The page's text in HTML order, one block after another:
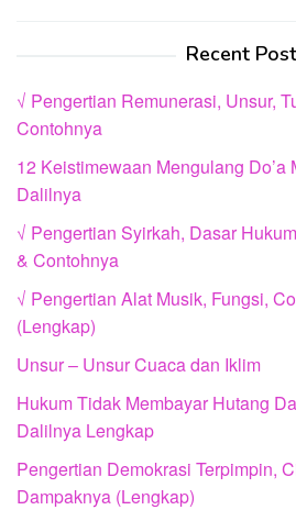
Recent
√ Pengertian Remunerasi, Unsur,
Contohnya
12 Keistimewaan Mengulang Do’a
Dalilnya
√ Pengertian Syirkah, Dasar
& Contohnya
√ Pengertian Alat Musik, Fungsi,
(Lengkap)
Unsur – Unsur Cuaca dan Iklim
Hukum Tidak Membayar Hutang
Dalilnya Lengkap
Pengertian Demokrasi Terpimpin,
Dampaknya (Lengkap)